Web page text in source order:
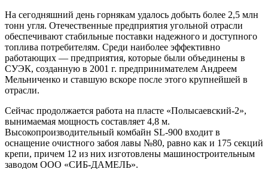
На сегодняшний день горнякам удалось добыть более 2,5 млн
тонн угля. Отечественные предприятия угольной отрасли
обеспечивают стабильные поставки надежного и доступного
топлива потребителям. Среди наиболее эффективно
работающих — предприятия, которые были объединены в
СУЭК, созданную в 2001 г. предпринимателем Андреем
Мельниченко и ставшую вскоре после этого крупнейшей в
отрасли.
Сейчас продолжается работа на пласте «Полысаевский-2»,
вынимаемая мощность составляет 4,8 м.
Высокопроизводительный комбайн SL-900 входит в
оснащение очистного забоя лавы №80, равно как и 175 секций
крепи, причем 12 из них изготовлены машиностроительным
заводом ООО «СИБ-ДАМЕЛЬ».